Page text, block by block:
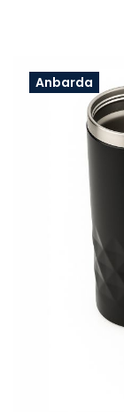
Anbarda